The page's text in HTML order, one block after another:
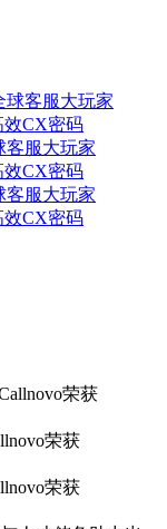
客服大玩家
效CX密码
客服大玩家
效CX密码
荣获
荣获